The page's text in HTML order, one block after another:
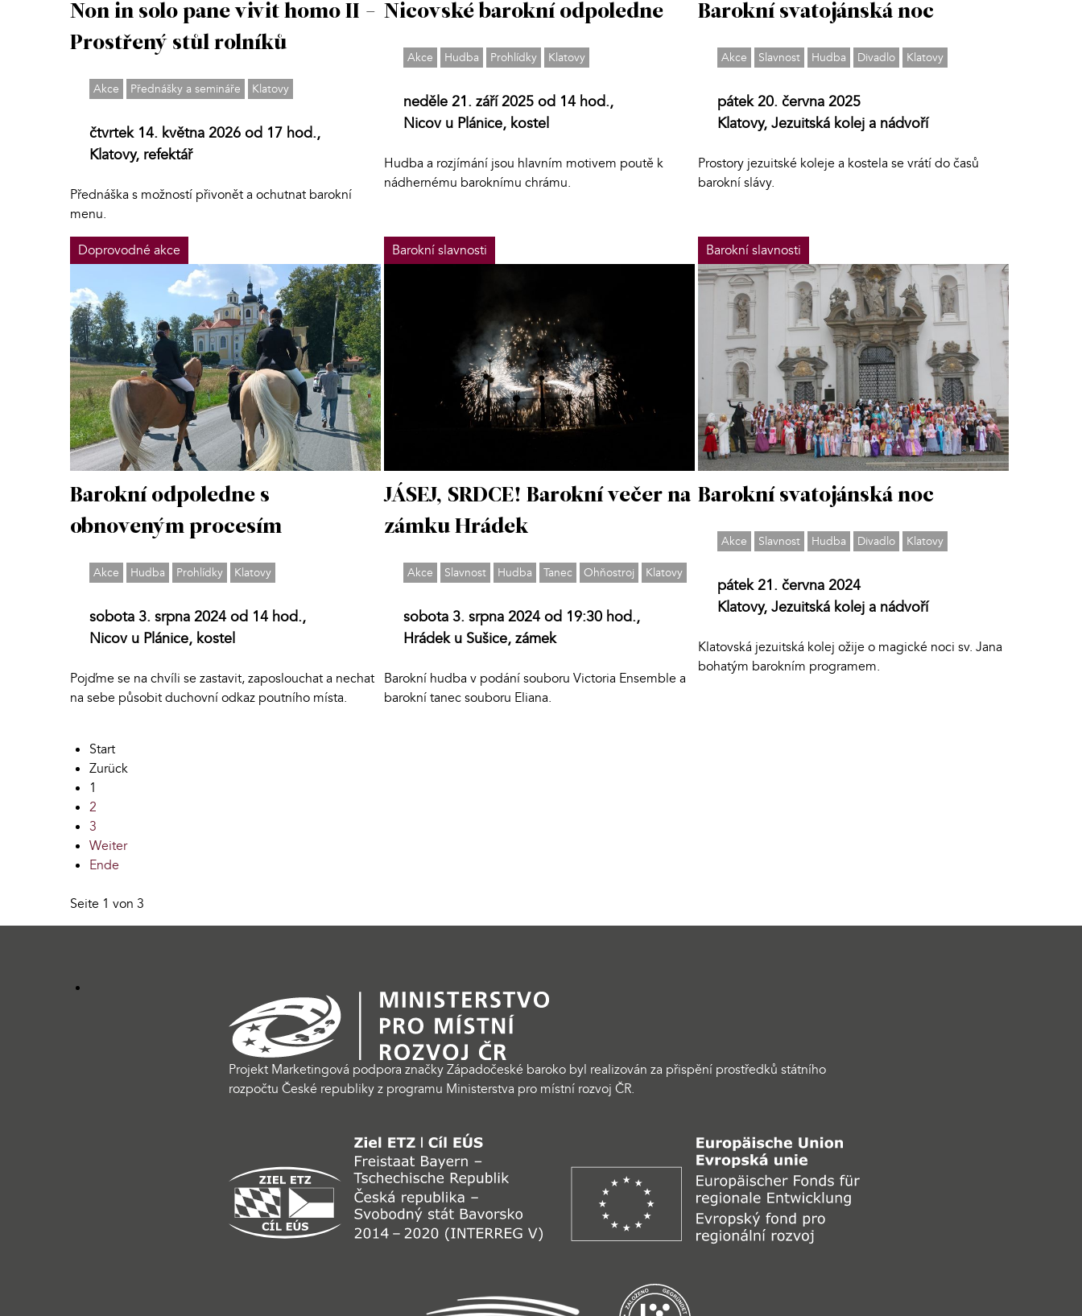
Non in solo pane vivit homo II -
Prostřený stůl rolníků
Akce Přednášky a semináře Klatovy
čtvrtek 14. května 2026 od 17 hod.,
Klatovy, refektář
Přednáška s možností přivonět a ochutnat barokní
menu.
Nicovské barokní odpoledne
Akce Hudba Prohlídky Klatovy
neděle 21. září 2025 od 14 hod.,
Nicov u Plánice, kostel
Hudba a rozjímání jsou hlavním motivem poutě k
nádhernému baroknímu chrámu.
Barokní svatojánská noc
Akce Slavnost Hudba Divadlo Klatovy
pátek 20. června 2025
Klatovy, Jezuitská kolej a nádvoří
Prostory jezuitské koleje a kostela se vrátí do časů
barokní slávy.
Doprovodné akce
Barokní odpoledne s
obnoveným procesím
Akce Hudba Prohlídky Klatovy
sobota 3. srpna 2024 od 14 hod.,
Nicov u Plánice, kostel
Pojďme se na chvíli se zastavit, zaposlouchat a nechat
na sebe působit duchovní odkaz poutního místa.
Barokní slavnosti
JÁSEJ, SRDCE! Barokní večer na
zámku Hrádek
Akce Slavnost Hudba Tanec Ohňostroj Klatovy
sobota 3. srpna 2024 od 19:30 hod.,
Hrádek u Sušice, zámek
Barokní hudba v podání souboru Victoria Ensemble a
barokní tanec souboru Eliana.
Barokní slavnosti
Barokní svatojánská noc
Akce Slavnost Hudba Divadlo Klatovy
pátek 21. června 2024
Klatovy, Jezuitská kolej a nádvoří
Klatovská jezuitská kolej ožije o magické noci sv. Jana
bohatým barokním programem.
Start
Zurück
1
2
3
Weiter
Ende
Seite 1 von 3
Projekt Marketingová podpora značky Západočeské baroko byl realizován za přispění prostředků státního
rozpočtu České republiky z programu Ministerstva pro místní rozvoj ČR.